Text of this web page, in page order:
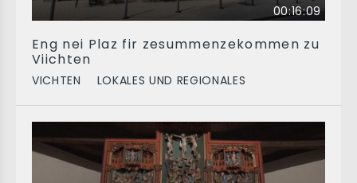
00:16:09
Eng nei Plaz fir zesummenzekommen zu
Viichten
VICHTEN LOKALES UND REGIONALES